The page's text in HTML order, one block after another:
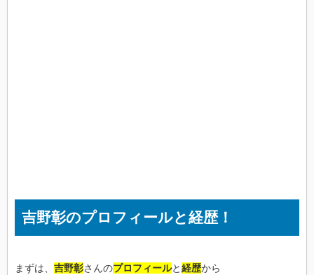
吉野彰のプロフィールと経歴！
まずは、 吉野彰さんのプロフィールと経歴から